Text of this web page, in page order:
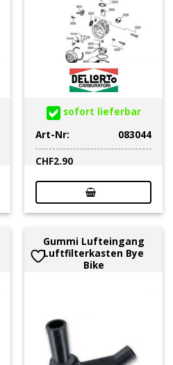
sofort lieferbar
Art-Nr:
083044
CHF2.90
Gummi Lufteingang
Luftfilterkasten Bye
Bike